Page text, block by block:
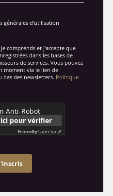
générales d’utilisation
je comprends et j'accepte que
dans les bases de
de services. Vous pouvez
moment via le lien de
bas des newsletters. Politique
Anti-Robot
pour vérifier
FriendlyCaptcha ⇗